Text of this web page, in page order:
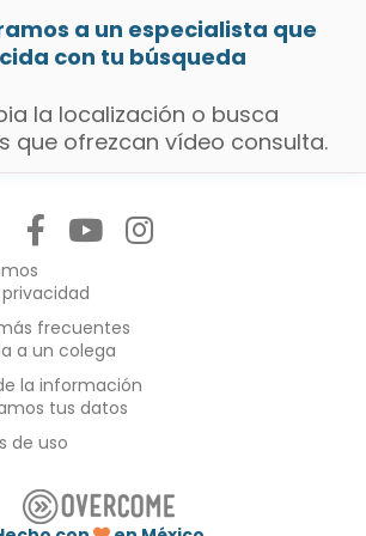
a un especialista que
con tu búsqueda
la localización o busca
que ofrezcan vídeo consulta.
frecuentes
a un colega
la información
tus datos
de uso